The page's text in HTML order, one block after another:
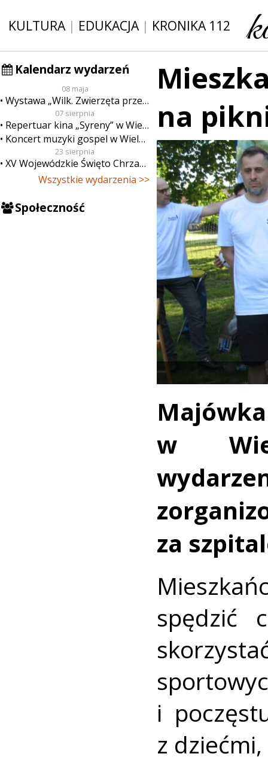
KULTURA| EDUKACJA| KRONIKA 112
Kalendarz wydarzeń
08 maja
Wystawa „Wilk. Zwierzęta przeklęte”
07 sierpnia
Repertuar kina „Syreny” w Wieluniu w dn. od 7 do 13 sierpnia
Koncert muzyki gospel w Wieluniu
23 sierpnia
XV Wojewódzkie Święto Chrzanu
Wszystkie wydarzenia >>
Społeczność
na
w
za
spędzić
i
z